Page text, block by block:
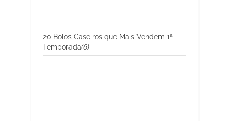
20 Bolos Caseiros que Mais Vendem 1ª
Temporada(6)